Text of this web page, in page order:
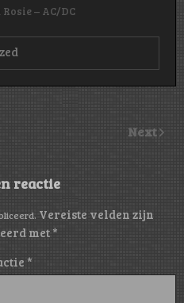
– AC/DC
Next
reactie
Vereiste velden zijn
met *
*